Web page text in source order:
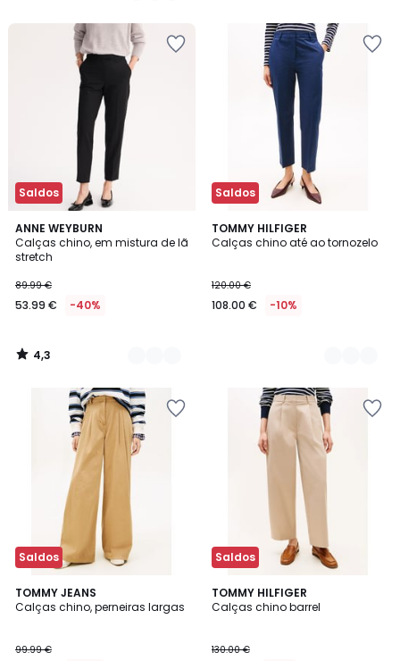
Saldos
ANNE WEYBURN
Calças chino, em mistura de lã
stretch
89.99 €
53.99 € -40%
4,3
/ 5
2
Cores
4,3
/
Saldos
TOMMY HILFIGER
Calças chino até ao tornozelo
120.00 €
108.00 € -10%
2
Cores
Saldos
TOMMY JEANS
Calças chino, perneiras largas
99.99 €
Saldos
TOMMY HILFIGER
Calças chino barrel
130.00 €